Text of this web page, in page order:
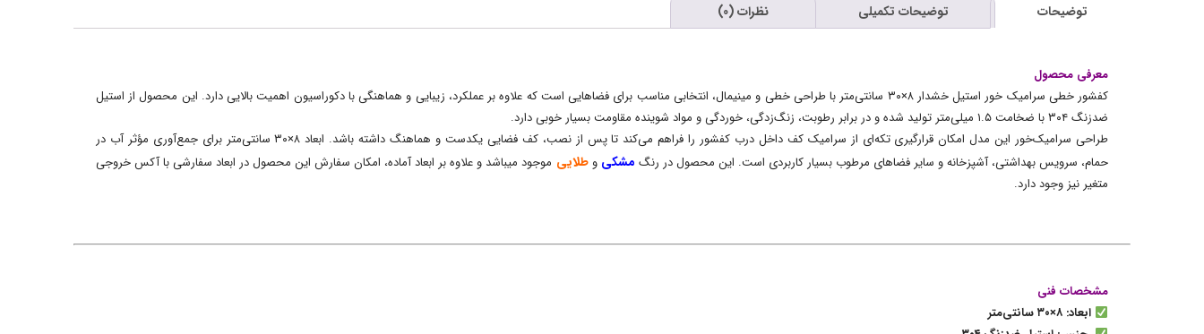
توضیحات توضیحات تکمیلی نظرات (0)
معرفی محصول
کفشور خطی سرامیک خور استیل خشدار ۸×۳۰ سانتی‌متر با طراحی خطی و مینیمال، انتخابی مناسب برای فضاهایی است که علاوه بر عملکرد، زیبایی و هماهنگی با دکوراسیون اهمیت بالایی دارد. این محصول از استیل
ضدزنگ ۳۰۴ با ضخامت ۱.۵ میلی‌متر تولید شده و در برابر رطوبت، زنگ‌زدگی، خوردگی و مواد شوینده مقاومت بسیار خوبی دارد.
طراحی سرامیک‌خور این مدل امکان قرارگیری تکه‌ای از سرامیک کف داخل درب کفشور را فراهم می‌کند تا پس از نصب، کف فضایی یکدست و هماهنگ داشته باشد. ابعاد ۸×۳۰ سانتی‌متر برای جمع‌آوری مؤثر آب در
حمام، سرویس بهداشتی، آشپزخانه و سایر فضاهای مرطوب بسیار کاربردی است. این محصول در رنگ مشکی وطلایی موجود میباشد و علاوه بر ابعاد آماده، امکان سفارش این محصول در ابعاد سفارشی با آکس خروجی
متغیر نیز وجود دارد.
مشخصات فنی
ابعاد: ۸×۳۰ سانتی‌متر